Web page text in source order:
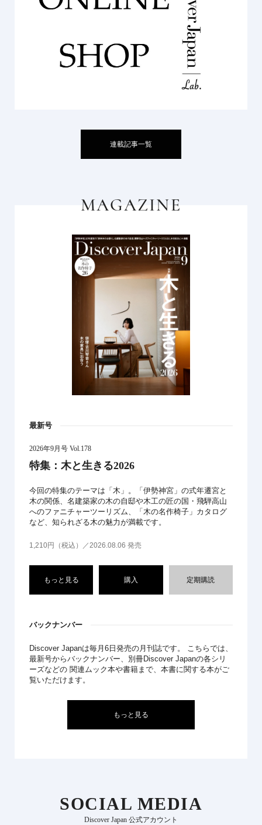
連載記事一覧
MAGAZINE
最新号
2026年9月号 Vol.178
特集：木と生きる2026
今回の特集のテーマは「木」。「伊勢神宮」の式年遷宮と
木の関係、名建築家の木の自邸や木工の匠の国・飛騨高山
へのファニチャーツーリズム、「木の名作椅子」カタログ
など、知られざる木の魅力が満載です。
1,210円（税込）／2026.08.06 発売
もっと見る 購入 定期購読
バックナンバー
Discover Japanは毎月6日発売の月刊誌です。 こちらでは、
最新号からバックナンバー、別冊Discover Japanの各シリ
ーズなどの 関連ムック本や書籍まで、本書に関する本がご
覧いただけます。
もっと見る
SOCIAL MEDIA
Discover Japan 公式アカウント